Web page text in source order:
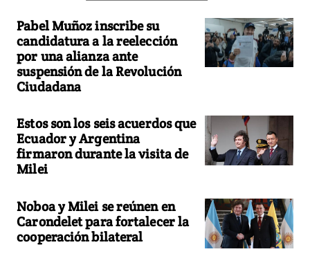
Pabel Muñoz inscribe su
candidatura a la reelección
por una alianza ante
suspensión de la Revolución
Ciudadana
Estos son los seis acuerdos que
Ecuador y Argentina
firmaron durante la visita de
Milei
Noboa y Milei se reúnen en
Carondelet para fortalecer la
cooperación bilateral